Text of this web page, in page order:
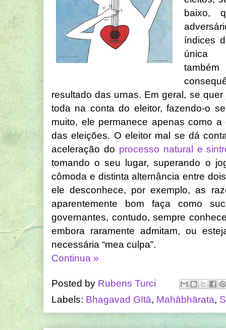
baixo,
índices
única
resultado das urnas. Em geral, se
toda na conta do eleitor, fazendo-o
muito, ele permanece apenas como
das eleições. O eleitor mal se dá
aceleração do processo natural e
tomando o seu lugar, superando o
cômoda e distinta alternância entre
ele desconhece, por exemplo, as
aparentemente bom faça como
governantes, contudo, sempre
embora raramente admitam, ou
necessária “mea culpa”.
Continua »
Posted by Rubens Turci
Labels: Bhagavad Gītā, Mahābhārata,